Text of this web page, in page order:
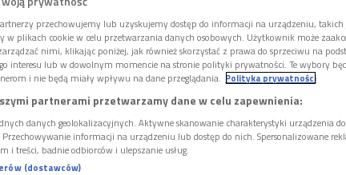
Bellamy -
Wei Huang(Tajwan)
przechowujemy lub uzyskujemy dostęp do informacji na urządzeniu,
w plikach cookie w celu przetwarzania danych osobowych. Użytkownik może
nimi, klikając poniżej, jak również skorzystać z prawa do sprzeciwu na
interesu lub w dowolnym momencie na stronie polityki prywatności. Te wybory
i nie będą miały wpływu na dane przeglądania. Polityka prywatności
partnerami przetwarzamy dane w celu zapewnienia:
danych geolokalizacyjnych. Aktywne skanowanie charakterystyki urządzenia
informacji na urządzeniu lub dostęp do nich. Spersonalizowane
i treści, badnie odbiorców i ulepszanie usług.
(dostawców)